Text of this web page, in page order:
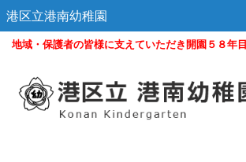
港区立港南幼稚園
地域・保護者の皆様に支えていただき開園５８年目